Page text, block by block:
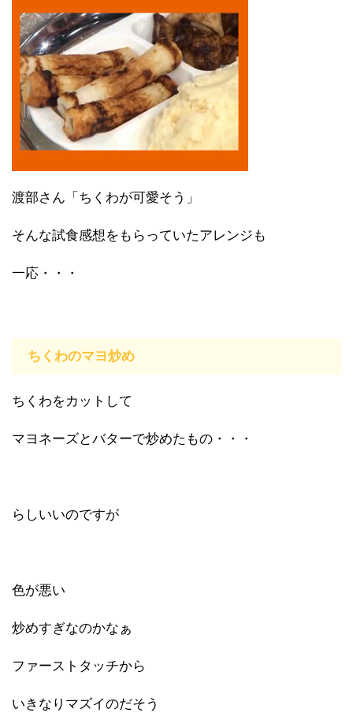
渡部さん「ちくわが可愛そう」
そんな試食感想をもらっていたアレンジも
一応・・・
ちくわのマヨ炒め
ちくわをカットして
マヨネーズとバターで炒めたもの・・・
らしいいのですが
色が悪い
炒めすぎなのかなぁ
ファーストタッチから
いきなりマズイのだそう